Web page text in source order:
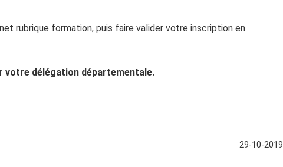
rubrique formation, puis faire valider votre inscription en
délégation départementale.
29-10-2019